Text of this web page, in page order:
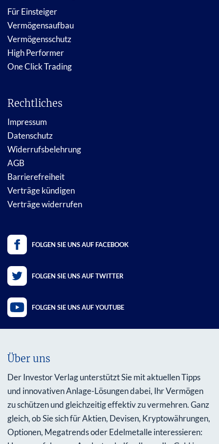
Für Einsteiger
Vermögensaufbau
Vermögensschutz
High Performer
One Click Trading
Rechtliches
Impressum
Datenschutz
Widerrufsbelehrung
AGB
Barrierefreiheit
Verträge kündigen
Verträge widerrufen
FOLGEN SIE UNS AUF FACEBOOK
FOLGEN SIE UNS AUF TWITTER
FOLGEN SIE UNS AUF YOUTUBE
Über uns
Der Investor Verlag unterstützt Sie mit aktuellen Tipps
und innovativen Anlage-Lösungen dabei, Ihr Vermögen
zu schützen und gleichzeitig effektiv zu vermehren. Ganz
gleich, ob Sie sich für Aktien, Devisen, Kryptowährungen,
Optionen, Megatrends oder Edelmetalle interessieren: